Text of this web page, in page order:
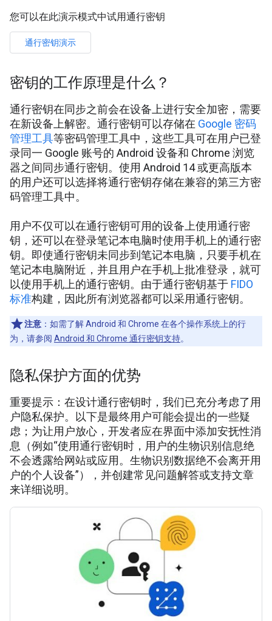
您可以在此演示模式中试用通行密钥
通行密钥演示
密钥的工作原理是什么？
通行密钥在同步之前会在设备上进行安全加密，需要
在新设备上解密。通行密钥可以存储在 Google 密码
管理工具等密码管理工具中，这些工具可在用户已登
录同一 Google 账号的 Android 设备和 Chrome 浏览
器之间同步通行密钥。使用 Android 14 或更高版本
的用户还可以选择将通行密钥存储在兼容的第三方密
码管理工具中。
用户不仅可以在通行密钥可用的设备上使用通行密
钥，还可以在登录笔记本电脑时使用手机上的通行密
钥。即使通行密钥未同步到笔记本电脑，只要手机在
笔记本电脑附近，并且用户在手机上批准登录，就可
以使用手机上的通行密钥。由于通行密钥基于 FIDO
标准构建，因此所有浏览器都可以采用通行密钥。
注意 ：如需了解 Android 和 Chrome 在各个操作系统上的行
为，请参阅 Android 和 Chrome 通行密钥支持。
隐私保护方面的优势
重要提示：在设计通行密钥时，我们已充分考虑了用
户隐私保护。以下是最终用户可能会提出的一些疑
虑；为让用户放心，开发者应在界面中添加安抚性消
息（例如“使用通行密钥时，用户的生物识别信息绝
不会透露给网站或应用。生物识别数据绝不会离开用
户的个人设备”），并创建常见问题解答或支持文章
来详细说明。